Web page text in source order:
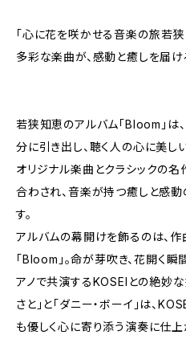
「心に花を咲かせる音楽の旅――
多彩な楽曲が、感動と癒しを届け
若狭知恵のアルバム「Bloom」は
分に引き出し、聴く人の心に美し
オリジナル楽曲とクラシックの
合わされ、音楽が持つ癒しと感
す。
アルバムの幕開けを飾るのは、
「Bloom」。命が芽吹き、花開く
アノで共演するKOSEIとの絶妙な
さと」と「ダニー・ボーイ」は、
も優しく心に寄り添う演奏に仕上